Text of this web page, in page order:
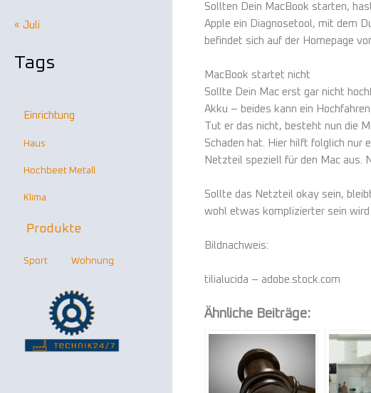
« Juli
Tags
Einrichtung
Haus
Hochbeet Metall
Klima
Produkte
Sport Wohnung
Sollten Dein MacBook starten,
Apple ein Diagnosetool, mit dem
befindet sich auf der Homepage
MacBook startet nicht
Sollte Dein Mac erst gar nicht
Akku – beides kann ein
Tut er das nicht, besteht nun die
Schaden hat. Hier hilft folglich nur
Netzteil speziell für den Mac aus.
Sollte das Netzteil okay sein,
wohl etwas komplizierter sein wird
Bildnachweis:
tilialucida – adobe.stock.com
Ähnliche Beiträge: